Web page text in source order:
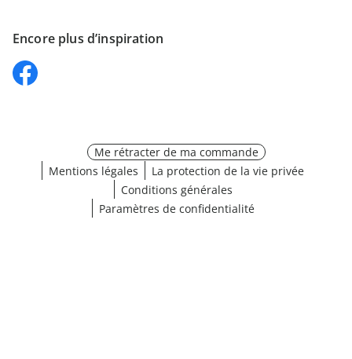
Encore plus d’inspiration
Me rétracter de ma commande
Mentions légales
La protection de la vie privée
Conditions générales
Paramètres de confidentialité